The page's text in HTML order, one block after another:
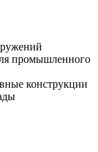
промышленного
конструкции